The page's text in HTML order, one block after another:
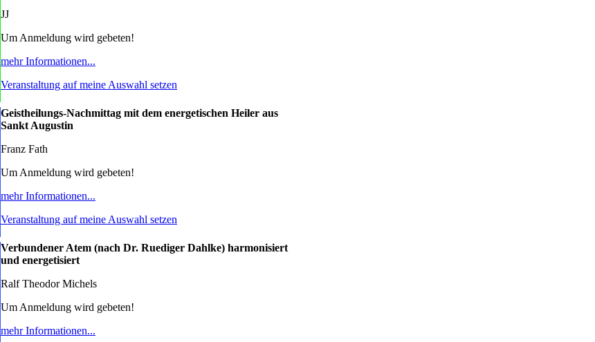
JJ
Um Anmeldung wird gebeten!
mehr Informationen...
Veranstaltung auf meine Auswahl setzen
Geistheilungs-Nachmittag mit dem energetischen Heiler aus
Sankt Augustin
Franz Fath
Um Anmeldung wird gebeten!
mehr Informationen...
Veranstaltung auf meine Auswahl setzen
Verbundener Atem (nach Dr. Ruediger Dahlke) harmonisiert
und energetisiert
Ralf Theodor Michels
Um Anmeldung wird gebeten!
mehr Informationen...